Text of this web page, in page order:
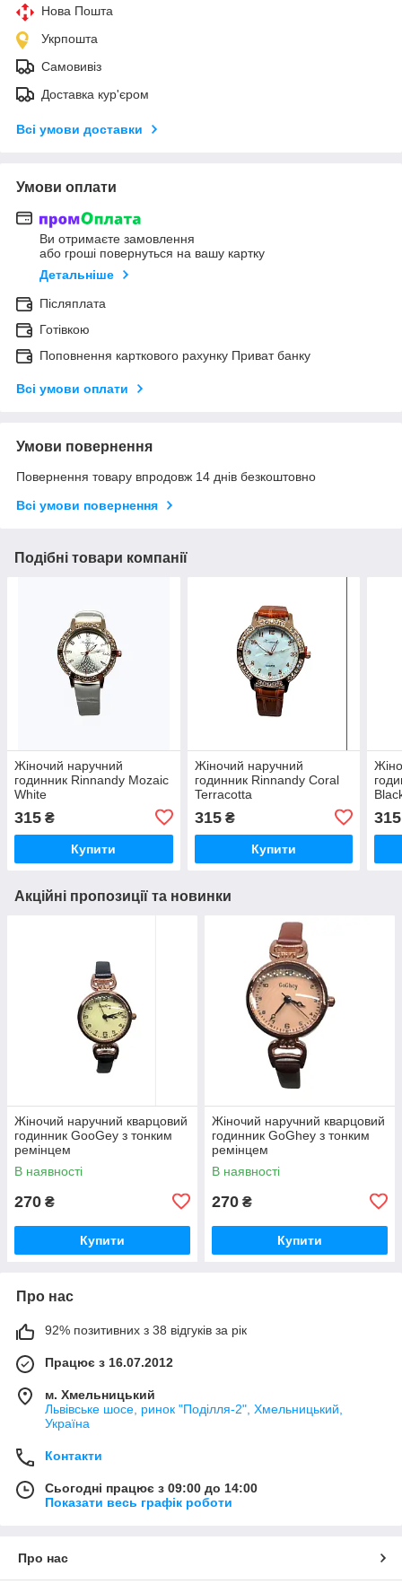
Нова Пошта
Укрпошта
Самовивіз
Доставка кур'єром
Всі умови доставки
Умови оплати
Ви отримаєте замовлення
або гроші повернуться на вашу картку
Детальніше
Післяплата
Готівкою
Поповнення карткового рахунку Приват банку
Всі умови оплати
Умови повернення
Повернення товару впродовж 14 днів безкоштовно
Всі умови повернення
Подібні товари компанії
Жіночий наручний
годинник Rinnandy Mozaic
White
315 ₴
Купити
Жіночий наручний
годинник Rinnandy Coral
Terracotta
315₴
Купити
315
Акційні пропозиції та новинки
Жіночий наручний кварцовий
годинник GooGey з тонким
ремінцем
В наявності
270 ₴
Купити
Жіночий наручний кварцовий
годинник GoGhey з тонким
ремінцем
В наявності
270 ₴
Купити
Про нас
92% позитивних з 38 відгуків за рік
Працює з 16.07.2012
м. Хмельницький
Львівське шосе, ринок "Поділля-2", Хмельницький,
Україна
Контакти
Сьогодні працює з 09:00 до 14:00
Показати весь графік роботи
Про нас